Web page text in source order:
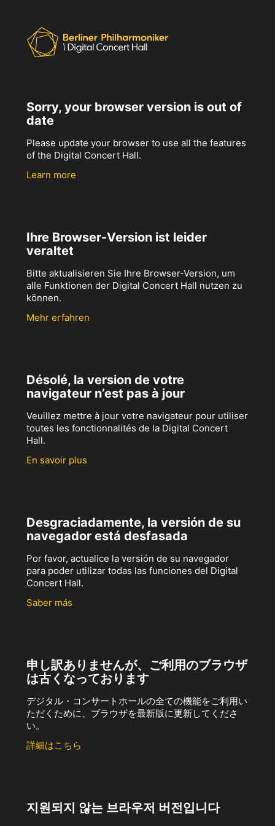
Sorry, your browser version is out of
date
Please update your browser to use all the features
of the Digital Concert Hall.
Learn more
Ihre Browser-Version ist leider
veraltet
Bitte aktualisieren Sie Ihre Browser-Version, um
alle Funktionen der Digital Concert Hall nutzen zu
können.
Mehr erfahren
Désolé, la version de votre
navigateur n’est pas à jour
Veuillez mettre à jour votre navigateur pour utiliser
toutes les fonctionnalités de la Digital Concert
Hall.
En savoir plus
Desgraciadamente, la versión de su
navegador está desfasada
Por favor, actualice la versión de su navegador
para poder utilizar todas las funciones del Digital
Concert Hall.
Saber más
申し訳ありませんが、ご利用のブラウザ
は古くなっております
デジタル・コンサートホールの全ての機能をご利用い
ただくために、ブラウザを最新版に更新してくださ
い。
詳細はこちら
지원되지 않는 브라우저 버전입니다